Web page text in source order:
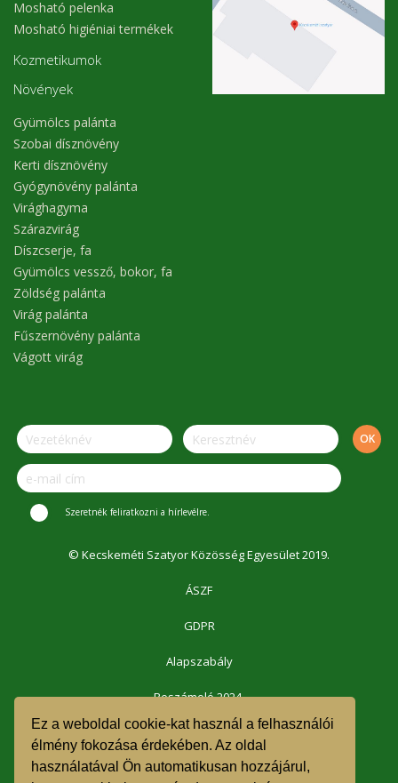
Ez a weboldal cookie-kat használ a felhasználói
élmény fokozása érdekében. Az oldal
használatával Ön automatikusan hozzájárul,
Mosható pelenka
Mosható higiéniai termékek
Kozmetikumok
Növények
Gyümölcs palánta
Szobai dísznövény
Kerti dísznövény
Gyógynövény palánta
Virághagyma
Szárazvirág
Díszcserje, fa
Gyümölcs vessző, bokor, fa
Zöldség palánta
Virág palánta
Fűszernövény palánta
Vágott virág
Szeretnék feliratkozni a hírlevélre.
© Kecskeméti Szatyor Közösség Egyesület 2019.
ÁSZF
GDPR
Alapszabály
Beszámoló 2024.
Beszámoló 2023.
Beszámoló 2022.